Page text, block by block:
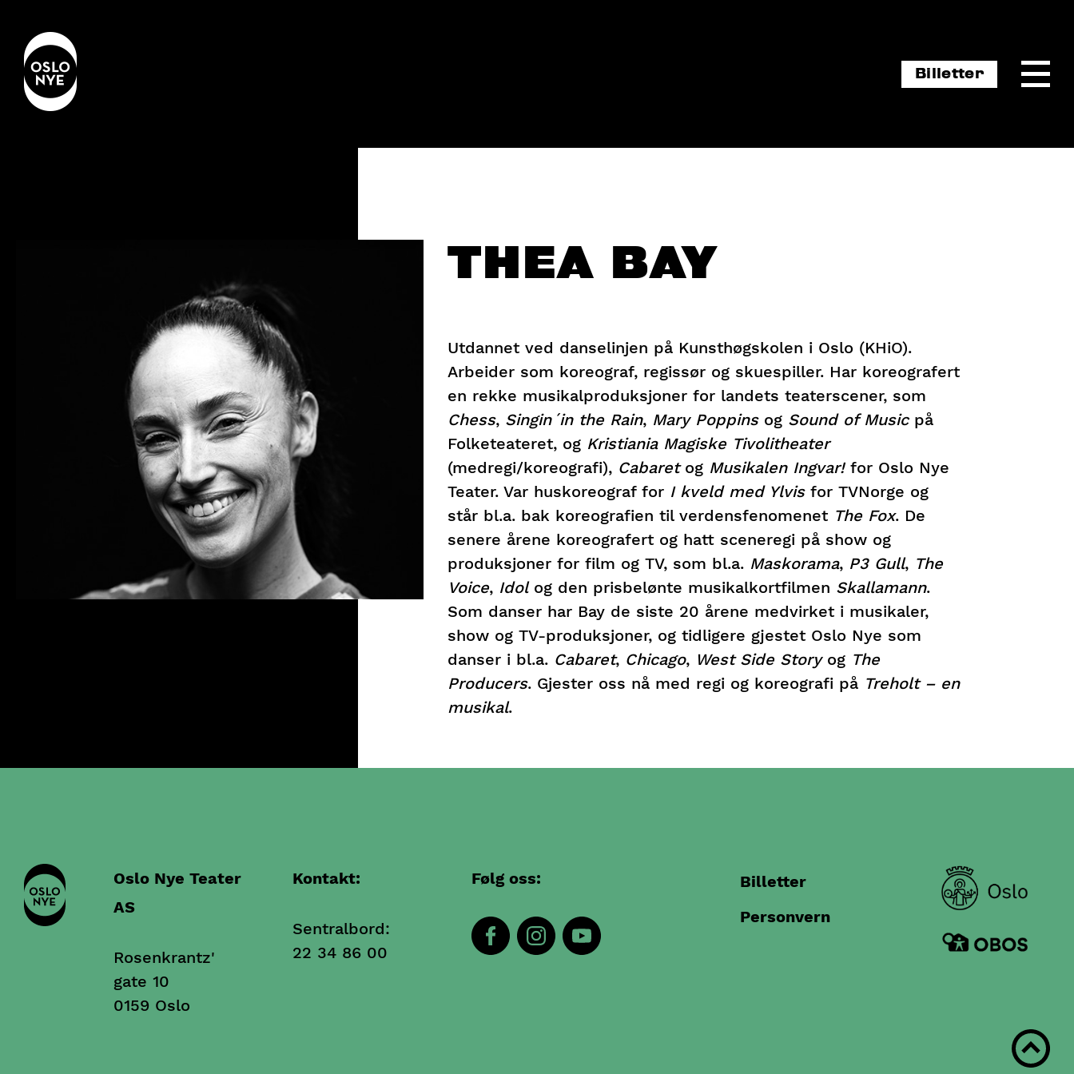
Billetter
THEA BAY
Utdannet ved danselinjen på Kunsthøgskolen i Oslo (KHiO).
Arbeider som koreograf, regissør og skuespiller. Har koreografert
en rekke musikalproduksjoner for landets teaterscener, som
Chess, Singin´in the Rain, Mary Poppinsog Sound of Musicpå
Folketeateret, og Kristiania Magiske Tivolitheater
(medregi/koreografi), Cabaretog Musikalen Ingvar!for Oslo Nye
Teater. Var huskoreograf for I kveld med Ylvisfor TVNorge og
står bl.a. bak koreografien til verdensfenomenet The Fox. De
senere årene koreografert og hatt sceneregi på show og
produksjoner for film og TV, som bl.a. Maskorama, P3 Gull, The
Voice, Idolog den prisbelønte musikalkortfilmen Skallamann.
Som danser har Bay de siste 20 årene medvirket i musikaler,
show og TV-produksjoner, og tidligere gjestet Oslo Nye som
danser i bl.a. Cabaret, Chicago, West Side Storyog The
Producers. Gjester oss nå med regi og koreografi på Treholt – en
musikal.
Oslo Nye Teater
AS
Rosenkrantz'
gate 10
0159 Oslo
Kontakt:
Sentralbord:
22 34 86 00
Følg oss:
Billetter
Personvern